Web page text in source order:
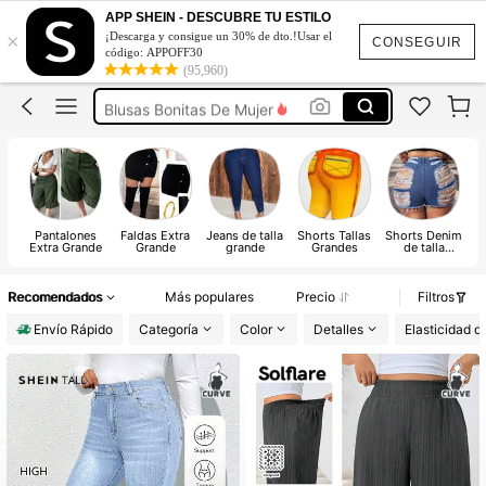
CONSEGUIR
×
APP SHEIN - DESCUBRE TU ESTILO
¡Descarga y consigue un 30% de dto.!Usar el
código: APPOFF30
(95,960)
Traje De Baño Mujer Curvy
Vestidos Elegantes De Mujer
Blusas Bonitas De Mujer
Traje De Baño Mujer Curvy
Vestidos Elegantes De Mujer
Pantalones
Extra Grande
Faldas Extra
Grande
Jeans de talla
grande
Shorts Tallas
Grandes
Shorts Denim
de talla
Recomendados Más populares Precio
Filtros
Envío Rápido
Categoría Color Detalles Elasticidad